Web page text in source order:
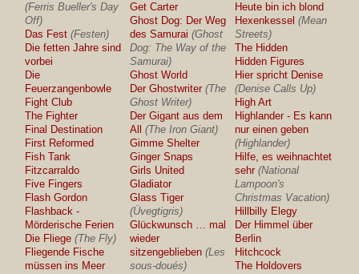
(Ferris Bueller's Day
Off)
Das Fest (Festen)
Die fetten Jahre sind
vorbei
Die
Feuerzangenbowle
Fight Club
The Fighter
Final Destination
First Reformed
Fish Tank
Fitzcarraldo
Five Fingers
Flash Gordon
Flashback -
Mörderische Ferien
Die Fliege (The Fly)
Fliegende Fische
müssen ins Meer
Get Carter
Ghost Dog: Der Weg
des Samurai (Ghost
Dog: The Way of the
Samurai)
Ghost World
Der Ghostwriter (The
Ghost Writer)
Der Gigant aus dem
All
(The Iron Giant)
Gimme Shelter
Ginger Snaps
Girls United
Gladiator
Glass Tiger
(Üvegtigris)
Glückwunsch … mal
wieder
sitzengeblieben (Les
sous-doués)
Heute bin ich blond
Hexenkessel (Mean
Streets)
The Hidden
Hidden Figures
Hier spricht Denise
(Denise Calls Up)
High Art
Highlander - Es kann
nur einen geben
(Highlander)
Hilfe, es weihnachtet
sehr (National
Lampoon's
Christmas Vacation)
Hillbilly Elegy
Der Himmel über
Berlin
Hitchcock
The Holdovers